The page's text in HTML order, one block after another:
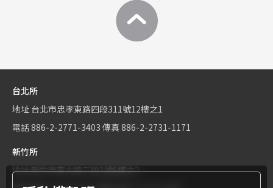
台北所
地址 台北市忠孝東路四段311號12樓之1
電話886-2-2771-3403 傳真 886-2-2731-1171
新竹所
地址新竹市東大路二段1號6樓之2